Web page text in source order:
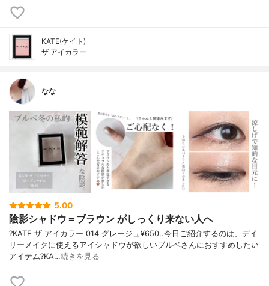
KATE(ケイト)
ザ アイカラー
なな
5.00
陰影シャドウ＝ブラウン がしっくり来ない人へ
?KATE ザ アイカラー 014 グレージュ¥650..今日ご紹介するのは、デイ
リーメイクに使えるアイシャドウが欲しいブルベさんにおすすめしたい
アイテム?KA…続きを見る